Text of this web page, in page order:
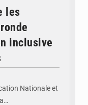
les
inclusive
Nationale et